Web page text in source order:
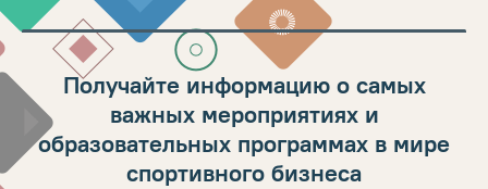
Получайте информацию о самых
важных мероприятиях и
образовательных программах в мире
спортивного бизнеса